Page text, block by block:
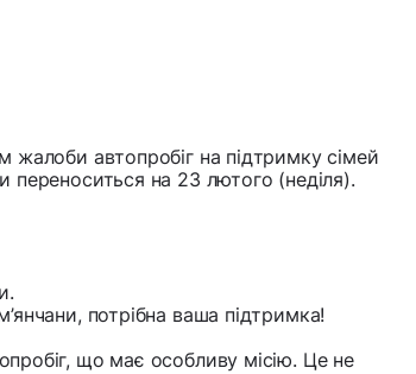
автопробіг на підтримку сімей
переноситься на 23 лютого (неділя).
потрібна ваша підтримка!
що має особливу місію. Це не